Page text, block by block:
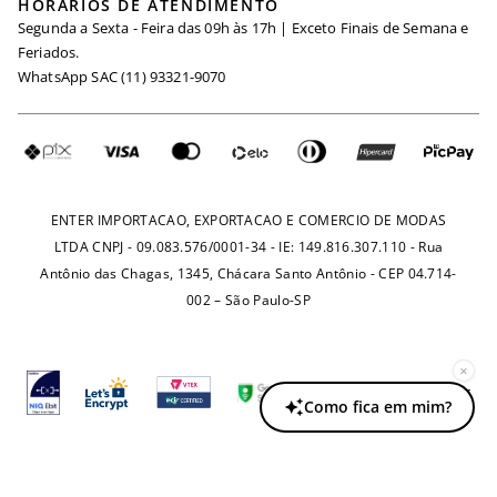
Igualdade Salarial
Requisição de Dados
Minha Conta
Trocas
Fretes e Tarifas
Maternidade
Seja um Afiliado
HORÁRIOS DE ATENDIMENTO
Segunda a Sexta - Feira das 09h às 17h | Exceto Finais de Semana e
Feriados.
WhatsApp SAC (11) 93321-9070
ENTER IMPORTACAO, EXPORTACAO E COMERCIO DE MODAS
LTDA CNPJ - 09.083.576/0001-34 - IE: 149.816.307.110 - Rua
Antônio das Chagas, 1345, Chácara Santo Antônio - CEP 04.714-
002 – São Paulo-SP
×
Como fica em mim?